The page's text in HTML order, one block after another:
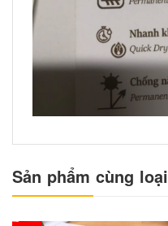
Sản phẩm cùng loại